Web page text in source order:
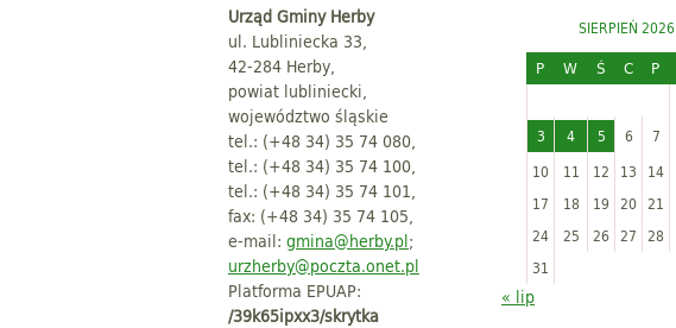
Urząd Gminy Herby
ul. Lubliniecka 33,
42-284 Herby,
powiat lubliniecki,
województwo śląskie
tel.: (+48 34) 35 74 080,
tel.: (+48 34) 35 74 100,
tel.: (+48 34) 35 74 101,
fax: (+48 34) 35 74 105,
e-mail: gmina@herby.pl;
urzherby@poczta.onet.pl
Platforma EPUAP:
/39k65ipxx3/skrytka
SIERPIEŃ 2026
P
W Ś C P
3
4 5 6 7
10
11 12 13 14
17
18 19 20 21
24
25 26 27 28
31
« lip